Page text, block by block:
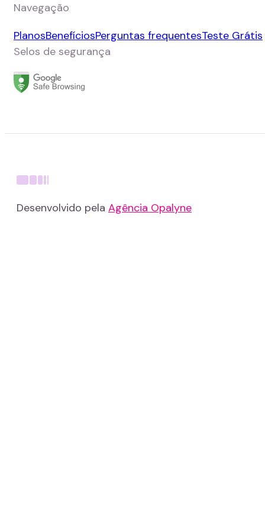
Navegação
PlanosBenefíciosPerguntas frequentesTeste Grátis
Selos de segurança
Desenvolvido pela Agência Opalyne